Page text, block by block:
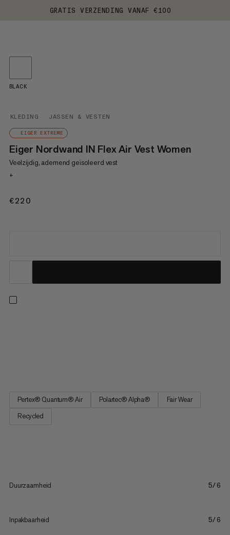
GRATIS VERZENDING VANAF €100
KLEDING JASSEN & VESTEN
EIGER EXTREME
Eiger Nordwand IN Flex Air Vest Women
Veelzijdig, ademend geïsoleerd vest
+
€220
BLACK
Pertex® Quantum® Air Polartec® Alpha®
Fair Wear
Recycled
Duurzaamheid 5/6
Inpakbaarheid 5/6